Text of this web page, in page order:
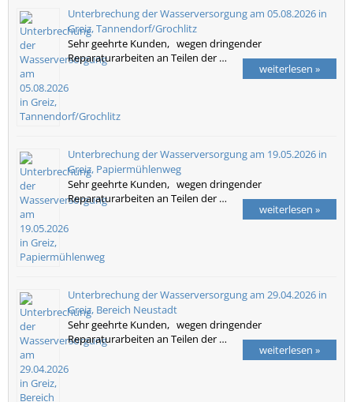
Unterbrechung der Wasserversorgung am 05.08.2026 in
Greiz, Tannendorf/Grochlitz
Sehr geehrte Kunden, wegen dringender
Reparaturarbeiten an Teilen der …
weiterlesen »
Unterbrechung der Wasserversorgung am 19.05.2026 in
Greiz, Papiermühlenweg
Sehr geehrte Kunden, wegen dringender
Reparaturarbeiten an Teilen der …
weiterlesen »
Unterbrechung der Wasserversorgung am 29.04.2026 in
Greiz, Bereich Neustadt
Sehr geehrte Kunden, wegen dringender
Reparaturarbeiten an Teilen der …
weiterlesen »